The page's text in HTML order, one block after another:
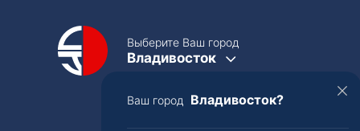
Выберите Ваш город
Владивосток
Ваш город Владивосток?